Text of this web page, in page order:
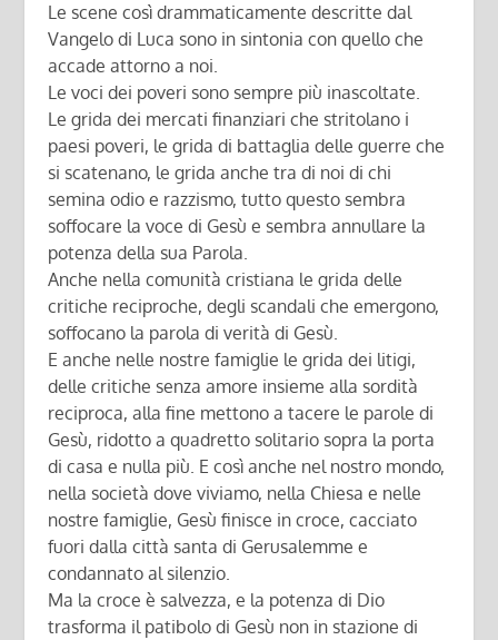
Le scene così drammaticamente descritte dal
Vangelo di Luca sono in sintonia con quello che
accade attorno a noi.
Le voci dei poveri sono sempre più inascoltate.
Le grida dei mercati finanziari che stritolano i
paesi poveri, le grida di battaglia delle guerre che
si scatenano, le grida anche tra di noi di chi
semina odio e razzismo, tutto questo sembra
soffocare la voce di Gesù e sembra annullare la
potenza della sua Parola.
Anche nella comunità cristiana le grida delle
critiche reciproche, degli scandali che emergono,
soffocano la parola di verità di Gesù.
E anche nelle nostre famiglie le grida dei litigi,
delle critiche senza amore insieme alla sordità
reciproca, alla fine mettono a tacere le parole di
Gesù, ridotto a quadretto solitario sopra la porta
di casa e nulla più. E così anche nel nostro mondo,
nella società dove viviamo, nella Chiesa e nelle
nostre famiglie, Gesù finisce in croce, cacciato
fuori dalla città santa di Gerusalemme e
condannato al silenzio.
Ma la croce è salvezza, e la potenza di Dio
trasforma il patibolo di Gesù non in stazione di